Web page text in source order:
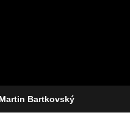
Bartkovský